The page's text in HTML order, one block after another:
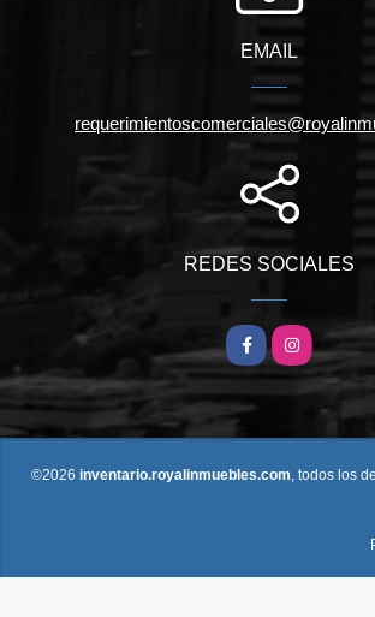
EMAIL
REDES SOCIALES
FacebookInstagram
©2026 inventario.royalinmuebles.com, todos los